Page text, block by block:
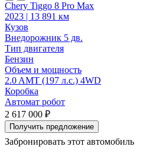
Chery Tiggo 8 Pro Max
2023 | 13 891 км
Кузов
Внедорожник 5 дв.
Тип двигателя
Бензин
Объем и мощность
2.0 AMT (197 л.с.) 4WD
Коробка
Автомат робот
2 617 000 ₽
Получить предложение
Забронировать этот автомобиль